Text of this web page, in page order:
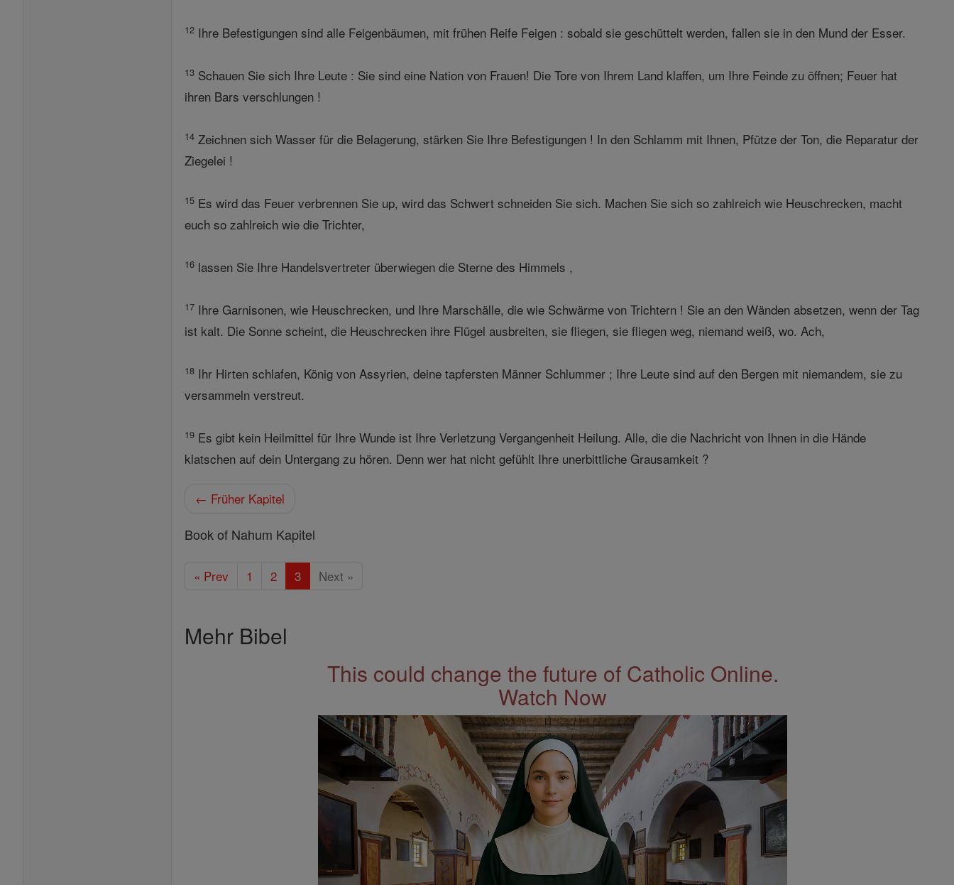
12 Ihre Befestigungen sind alle Feigenbäumen, mit frühen Reife Feigen : sobald sie geschüttelt werden, fallen sie in den Mund der Esser.
13 Schauen Sie sich Ihre Leute : Sie sind eine Nation von Frauen! Die Tore von Ihrem Land klaffen, um Ihre Feinde zu öffnen; Feuer hat
ihren Bars verschlungen !
14 Zeichnen sich Wasser für die Belagerung, stärken Sie Ihre Befestigungen ! In den Schlamm mit Ihnen, Pfütze der Ton, die Reparatur der
Ziegelei !
15 Es wird das Feuer verbrennen Sie up, wird das Schwert schneiden Sie sich. Machen Sie sich so zahlreich wie Heuschrecken, macht
euch so zahlreich wie die Trichter,
16 lassen Sie Ihre Handelsvertreter überwiegen die Sterne des Himmels ,
17 Ihre Garnisonen, wie Heuschrecken, und Ihre Marschälle, die wie Schwärme von Trichtern ! Sie an den Wänden absetzen, wenn der Tag
ist kalt. Die Sonne scheint, die Heuschrecken ihre Flügel ausbreiten, sie fliegen, sie fliegen weg, niemand weiß, wo. Ach,
18 Ihr Hirten schlafen, König von Assyrien, deine tapfersten Männer Schlummer ; Ihre Leute sind auf den Bergen mit niemandem, sie zu
versammeln verstreut.
19 Es gibt kein Heilmittel für Ihre Wunde ist Ihre Verletzung Vergangenheit Heilung. Alle, die die Nachricht von Ihnen in die Hände
klatschen auf dein Untergang zu hören. Denn wer hat nicht gefühlt Ihre unerbittliche Grausamkeit ?
← Früher Kapitel
Book of Nahum Kapitel
« Prev 1 2 3 Next »
Mehr Bibel
This could change the future of Catholic Online.
Watch Now